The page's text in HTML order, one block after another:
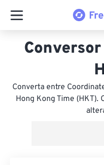
Converta entre
Hong Kong Time (HKT).